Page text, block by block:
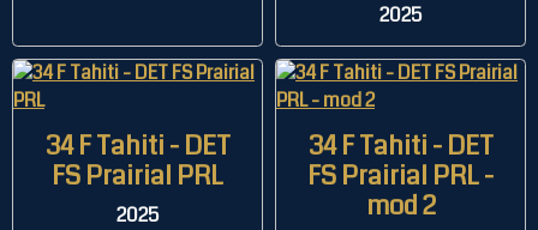
2025
34 F Tahiti - DET
FS Prairial PRL
2025
34 F Tahiti - DET
FS Prairial PRL -
mod 2